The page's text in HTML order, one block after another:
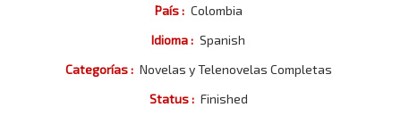
País : Colombia
Idioma : Spanish
Categorías : Novelas y Telenovelas Completas
Status : Finished